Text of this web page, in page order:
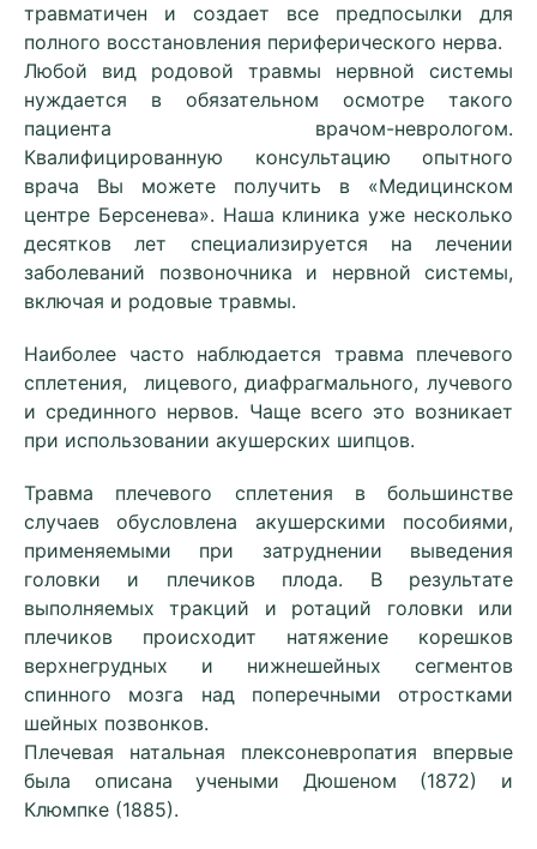
травматичен и создает все предпосылки для
полного восстановления периферического нерва.
Любой вид родовой травмы нервной системы
нуждается в обязательном осмотре такого
пациента врачом-неврологом.
Квалифицированную консультацию опытного
врача Вы можете получить в «Медицинском
центре Берсенева». Наша клиника уже несколько
десятков лет специализируется на лечении
заболеваний позвоночника и нервной системы,
включая и родовые травмы.
Наиболее часто наблюдается травма плечевого
сплетения, лицевого, диафрагмального, лучевого
и срединного нервов. Чаще всего это возникает
при использовании акушерских шипцов.
Травма плечевого сплетения в большинстве
случаев обусловлена акушерскими пособиями,
применяемыми при затруднении выведения
головки и плечиков плода. В результате
выполняемых тракций и ротаций головки или
плечиков происходит натяжение корешков
верхнегрудных и нижнешейных сегментов
спинного мозга над поперечными отростками
шейных позвонков.
Плечевая натальная плексоневропатия впервые
была описана учеными Дюшеном (1872) и
Клюмпке (1885).